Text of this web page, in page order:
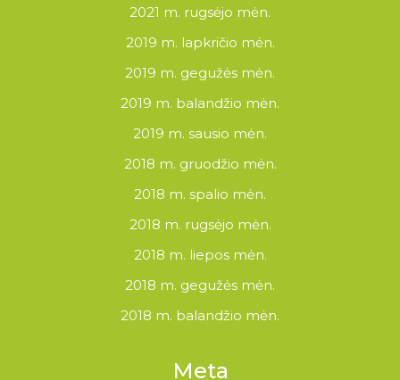
2021 m. rugsėjo mėn.
2019 m. lapkričio mėn.
2019 m. gegužės mėn.
2019 m. balandžio mėn.
2019 m. sausio mėn.
2018 m. gruodžio mėn.
2018 m. spalio mėn.
2018 m. rugsėjo mėn.
2018 m. liepos mėn.
2018 m. gegužės mėn.
2018 m. balandžio mėn.
Meta